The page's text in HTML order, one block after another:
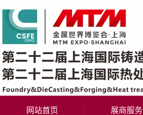
网站首页 展商服务